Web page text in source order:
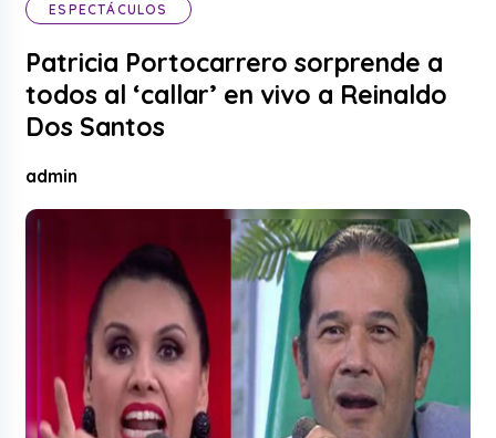
ESPECTÁCULOS
Patricia Portocarrero sorprende a
todos al ‘callar’ en vivo a Reinaldo
Dos Santos
admin